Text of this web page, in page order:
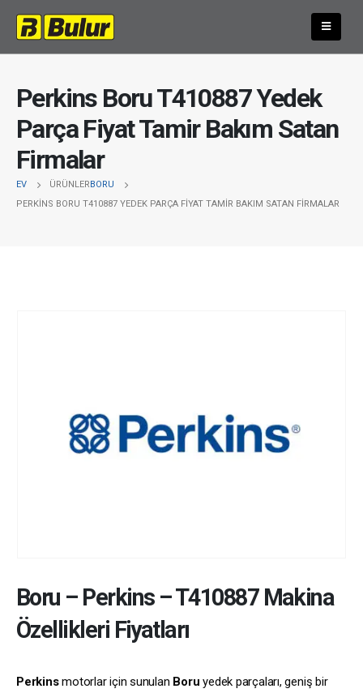
Perkins Boru T410887 Yedek
Parça Fiyat Tamir Bakım Satan
Firmalar
EV ÜRÜNLERBORU
PERKINS BORU T410887 YEDEK PARÇA FIYAT TAMIR BAKIM SATAN FIRMALAR
Boru – Perkins–T410887Makina
Özellikleri Fiyatları
Perkinsmotorlar için sunulan Boru yedek parçaları, geniş bir